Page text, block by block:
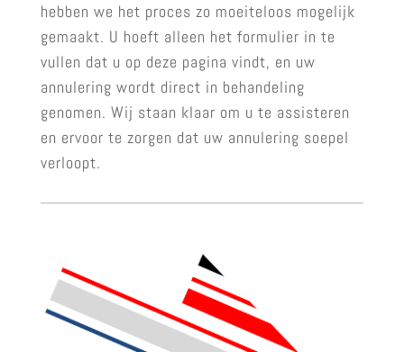
hebben we het proces zo moeiteloos mogelijk
gemaakt. U hoeft alleen het formulier in te
vullen dat u op deze pagina vindt, en uw
annulering wordt direct in behandeling
genomen. Wij staan klaar om u te assisteren
en ervoor te zorgen dat uw annulering soepel
verloopt.